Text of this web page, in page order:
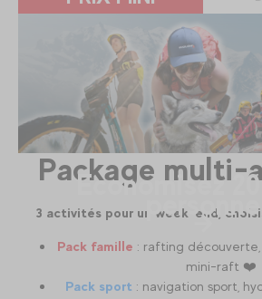
Package multi-
3 activités pour un week-end,
Pack famille : rafting
mini-raft ❤️
Pack sport : navigation sport,
Economisez
personne